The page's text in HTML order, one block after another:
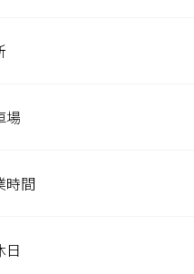
場
時間
日